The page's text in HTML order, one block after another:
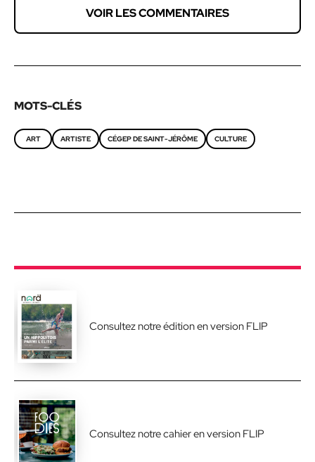
VOIR LES COMMENTAIRES
MOTS-CLÉS
ART ARTISTE CÉGEP DE SAINT-JÉRÔME CULTURE
Consultez notre édition en version FLIP
Consultez notre cahier en version FLIP